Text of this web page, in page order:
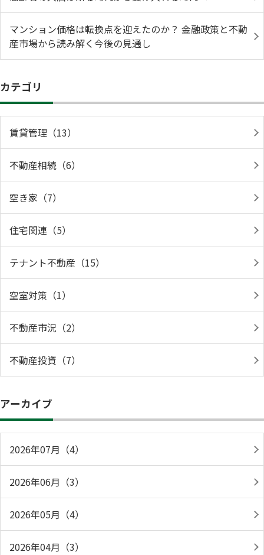
マンション価格は転換点を迎えたのか？ 金融政策と不動
産市場から読み解く今後の見通し
カテゴリ
賃貸管理（13）
不動産相続（6）
空き家（7）
住宅関連（5）
テナント不動産（15）
空室対策（1）
不動産市況（2）
不動産投資（7）
アーカイブ
2026年07月（4）
2026年06月（3）
2026年05月（4）
2026年04月（3）